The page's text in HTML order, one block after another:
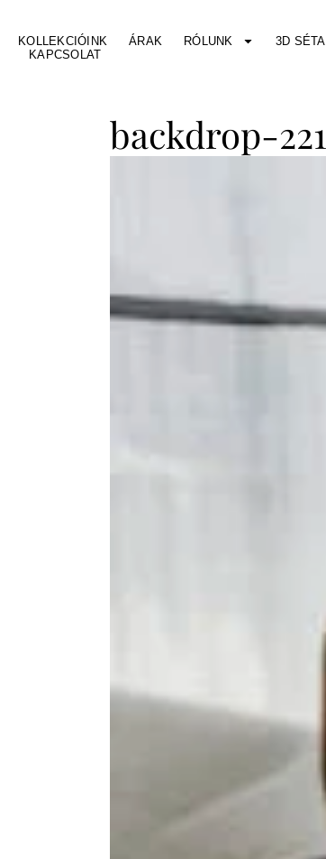
KOLLEKCIÓINK ÁRAK RÓLUNK 3D SÉTA
KAPCSOLAT
backdrop-221